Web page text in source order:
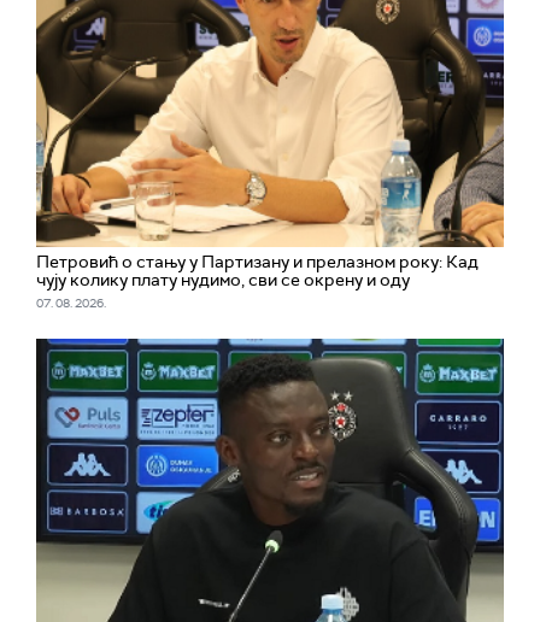
Петровић о стању у Партизану и прелазном року: Кад
чују колику плату нудимо, сви се окрену и оду
07. 08. 2026.